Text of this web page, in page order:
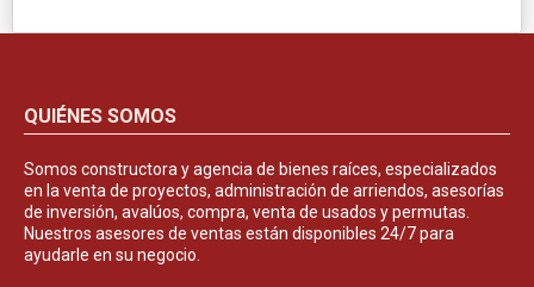
QUIÉNES SOMOS
Somos constructora y agencia de bienes raíces, especializados
en la venta de proyectos, administración de arriendos, asesorías
de inversión, avalúos, compra, venta de usados y permutas.
Nuestros asesores de ventas están disponibles 24/7 para
ayudarle en su negocio.